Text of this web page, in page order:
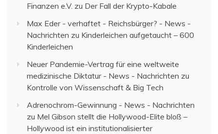
Finanzen e.V. zu Der Fall der Krypto-Kabale
Max Eder - verhaftet - Reichsbürger? - News -
Nachrichten zu Kinderleichen aufgetaucht – 600
Kinderleichen
Neuer Pandemie-Vertrag für eine weltweite
medizinische Diktatur - News - Nachrichten zu
Kontrolle von Wissenschaft & Big Tech
Adrenochrom-Gewinnung - News - Nachrichten
zu Mel Gibson stellt die Hollywood-Elite bloß –
Hollywood ist ein institutionalisierter